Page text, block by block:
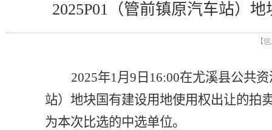
2025P01（管前镇原汽车站）
【
2025年1月 9 日 16:00在尤溪县公共
站） 地块国有建设用地使用权出让的拍
为本次比选的中选单位。